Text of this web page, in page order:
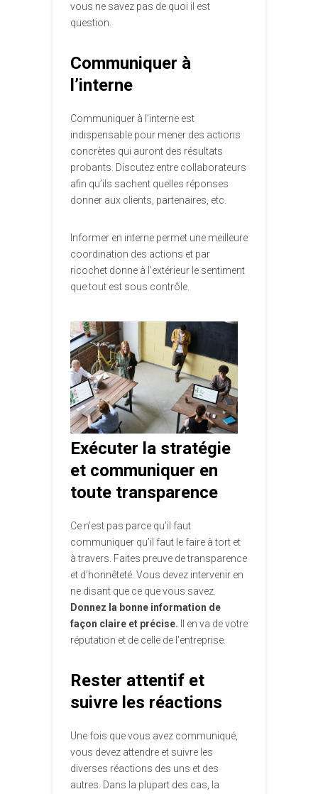
vous ne savez pas de quoi il est
question.
Communiquer à
l’interne
Communiquer à l’interne est
indispensable pour mener des actions
concrètes qui auront des résultats
probants. Discutez entre collaborateurs
afin qu’ils sachent quelles réponses
donner aux clients, partenaires, etc.
Informer en interne permet une meilleure
coordination des actions et par
ricochet donne à l’extérieur le sentiment
que tout est sous contrôle.
Exécuter la stratégie
et communiquer en
toute transparence
Ce n’est pas parce qu’il faut
communiquer qu’il faut le faire à tort et
à travers. Faites preuve de transparence
et d’honnêteté. Vous devez intervenir en
ne disant que ce que vous savez.
Donnez la bonne information de
façon claire et précise. Il en va de votre
réputation et de celle de l’entreprise.
Rester attentif et
suivre les réactions
Une fois que vous avez communiqué,
vous devez attendre et suivre les
diverses réactions des uns et des
autres. Dans la plupart des cas, la